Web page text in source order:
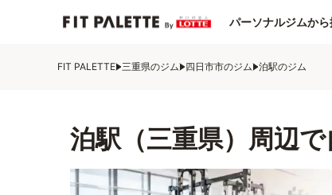
パーソナルジムか
FIT PALETTE 三重県のジム 四日市市のジム 泊駅のジム
泊駅（三重県）周辺